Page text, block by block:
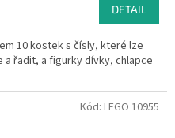
DETAIL
10 kostek s čísly, které lze
řadit, a figurky dívky, chlapce
Kód: LEGO 10955